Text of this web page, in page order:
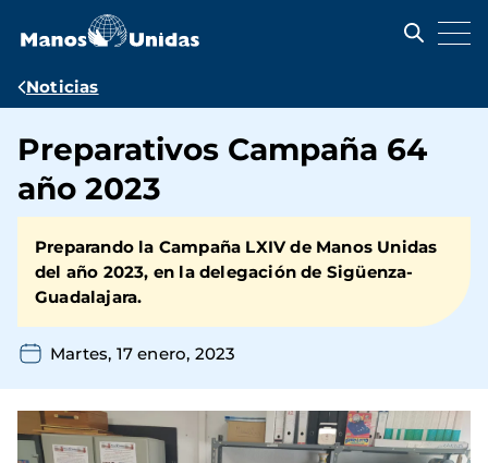
contenido
Ruta
navegación
Noticias
Preparativos Campaña 64
año 2023
Preparando la Campaña LXIV de Manos Unidas
del año 2023, en la delegación de Sigüenza-
Guadalajara.
Martes, 17 enero, 2023